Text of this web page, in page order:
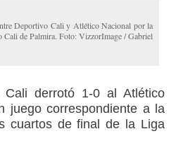
Deportivo Cali y Atlético Nacional por la
de Palmira. Foto: VizzorImage / Gabriel
Cali derrotó 1-0 al Atlético
juego correspondiente a la
cuartos de final de la Liga